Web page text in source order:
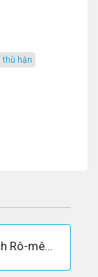
thù hận
Soạn bài : Tình yêu và thù hận (Trích Rô-mê-ô và Giu-li-ét - Uy-li-am Sếch-xpia)